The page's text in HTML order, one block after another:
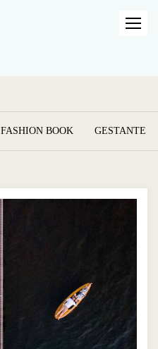
FASHION BOOK GESTANTE